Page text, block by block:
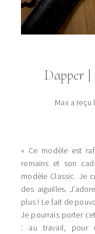
Dapper
Max a reçu
« Ce modèle est
romains et son
modèle Classic. Je
des aiguilles.
plus ! Le fait de
Je pourrais porter
: au travail, pour